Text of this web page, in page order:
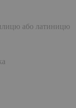
або латиницю